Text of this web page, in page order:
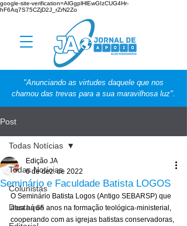
google-site-verification=AlGgplHlEwGIzCUG4Hr-
hF6Aq7S75CZjD2J_rZrN2Zo
"Anunciando as virtudes daquele que nos
chamou das trevas para a sua maravilhosa luz".
Post
Todas Notícias
Colunistas
Destaque
Todas Notícias
Seminário e Faculdade Batista LOGOS
Edição JA
6 de dez. de 2022
O Seminário Batista Logos (Antigo SEBARSP) que
atua há 65 anos na formação teológica-ministerial,
cooperando com as igrejas batistas conservadoras,